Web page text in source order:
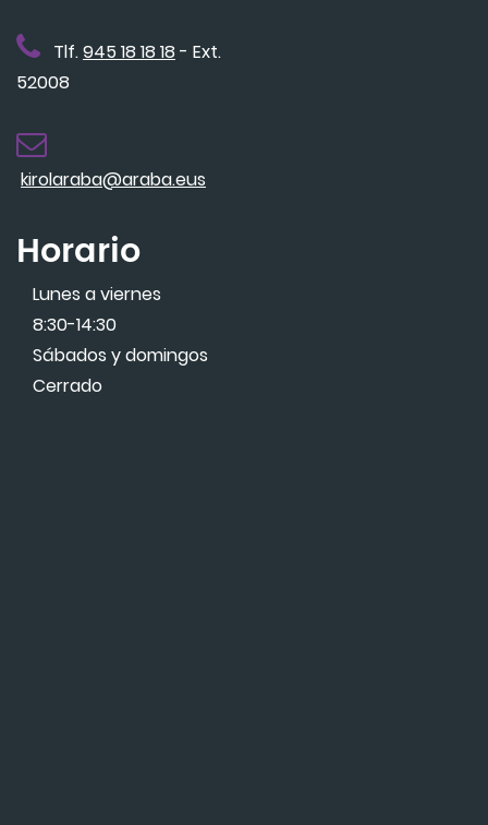
Tlf.945 18 18 18 - Ext.
52008
kirolaraba@araba.eus
Horario
Lunes a viernes
8:30-14:30
Sábados y domingos
Cerrado